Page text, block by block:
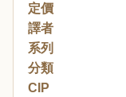
定價
譯者
系列
分類
CIP